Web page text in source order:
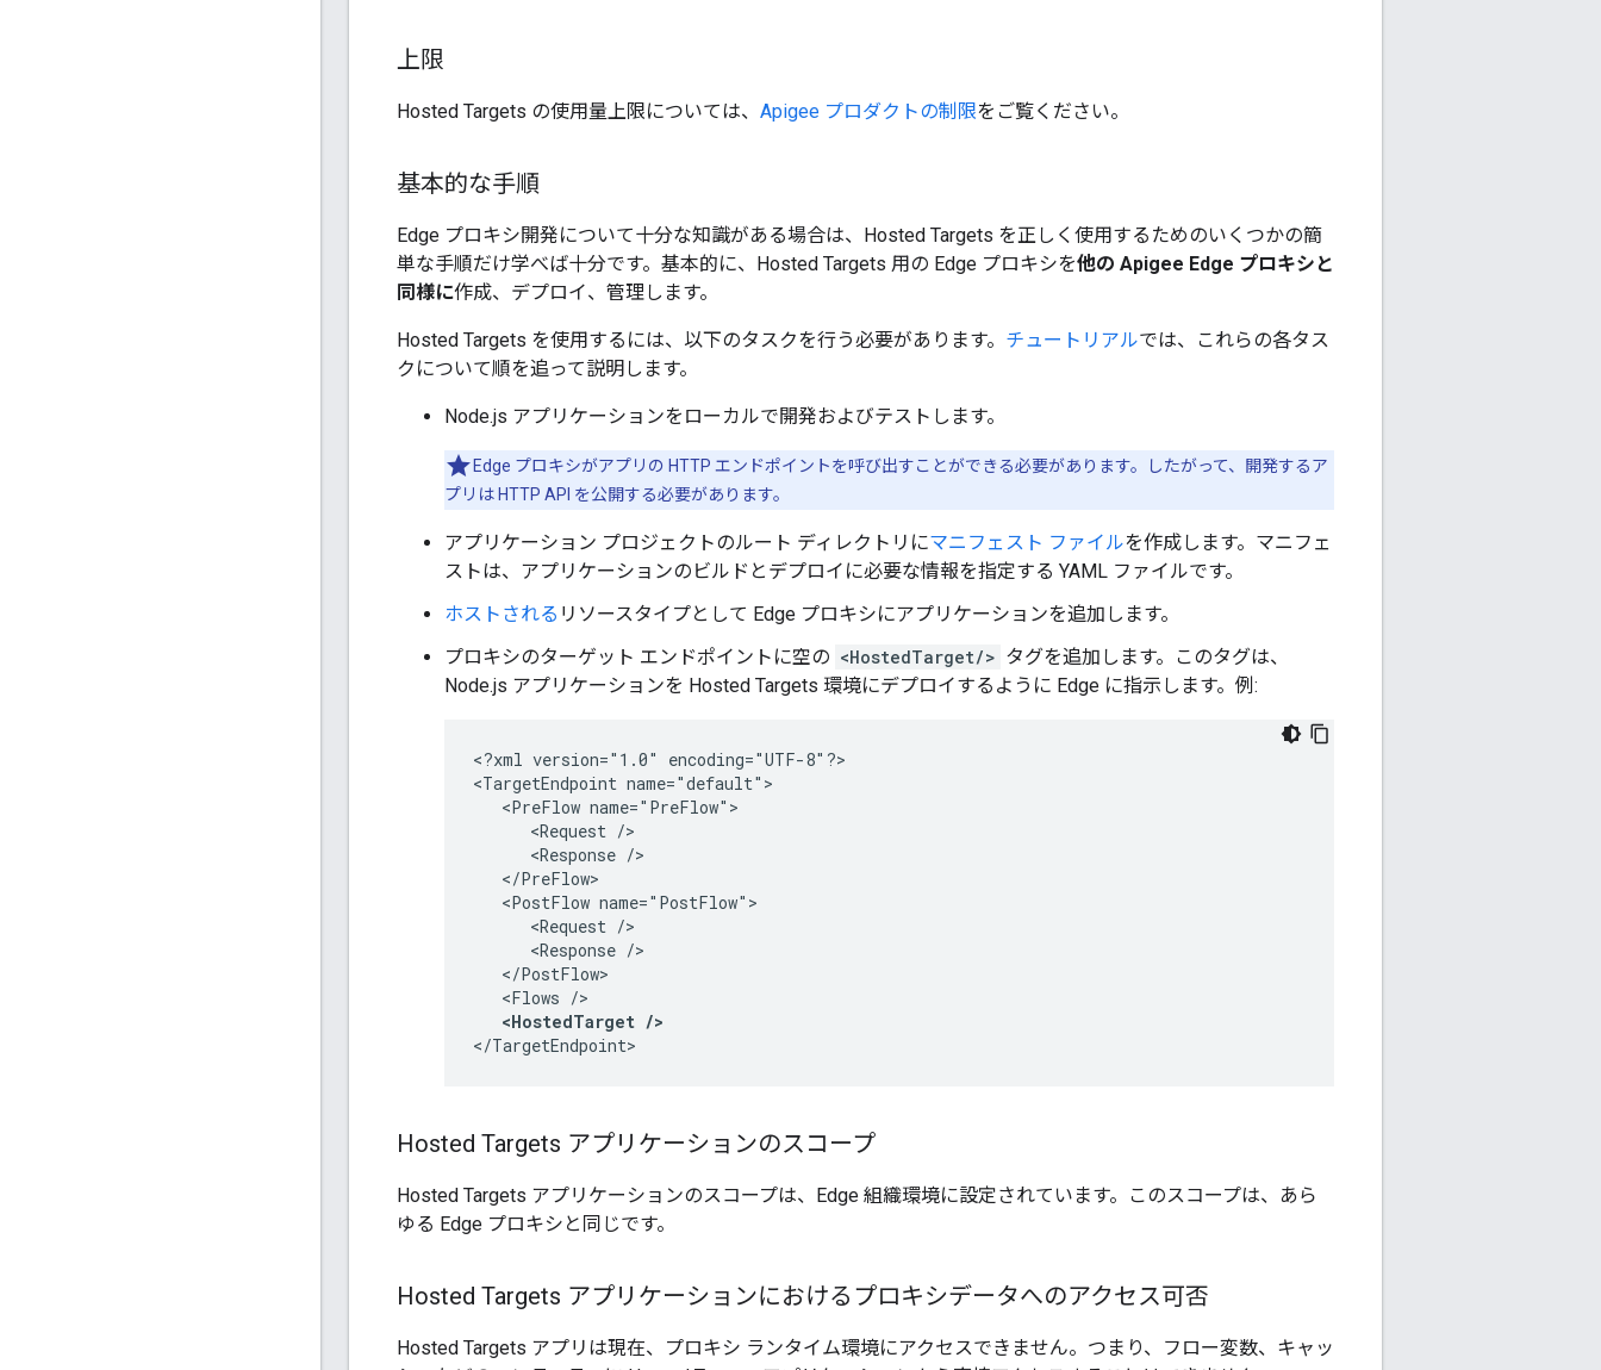
上限
Hosted Targets の使用量上限については、 Apigee プロダクトの制限をご覧ください。
基本的な手順
Edge プロキシ開発について十分な知識がある場合は、Hosted Targets を正しく使用するためのいくつかの簡
単な手順だけ学べば十分です。基本的に、Hosted Targets 用の Edge プロキシを他の Apigee Edge プロキシと
同様に作成、デプロイ、管理します。
Hosted Targets を使用するには、以下のタスクを行う必要があります。 チュートリアルでは、これらの各タス
クについて順を追って説明します。
Node.js アプリケーションをローカルで開発およびテストします。
Edge プロキシがアプリの HTTP エンドポイントを呼び出すことができる必要があります。したがって、開発するア
プリは HTTP API を公開する必要があります。
アプリケーション プロジェクトのルート ディレクトリにマニフェスト ファイルを作成します。マニフェ
ストは、アプリケーションのビルドとデプロイに必要な情報を指定する YAML ファイルです。
ホストされる リソースタイプとして Edge プロキシにアプリケーションを追加します。
プロキシのターゲット エンドポイントに空の <HostedTarget/> タグを追加します。このタグは、
Node.js アプリケーションを Hosted Targets 環境にデプロイするように Edge に指示します。例:
<?xml version="1.0" encoding="UTF-8"?>
<TargetEndpoint name="default">
   <PreFlow name="PreFlow">
      <Request />
      <Response />
   </PreFlow>
   <PostFlow name="PostFlow">
      <Request />
      <Response />
   </PostFlow>
   <Flows />
<HostedTarget />
</TargetEndpoint>
Hosted Targets アプリケーションのスコープ
Hosted Targets アプリケーションのスコープは、Edge 組織環境に設定されています。このスコープは、あら
ゆる Edge プロキシと同じです。
Hosted Targets アプリケーションにおけるプロキシデータへのアクセス可否
Hosted Targets アプリは現在、プロキシ ランタイム環境にアクセスできません。つまり、フロー変数、キャッ